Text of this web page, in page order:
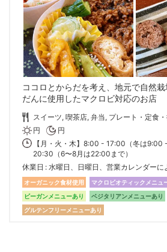
ココロとからだを考え、地元で自然
だんに使用したマクロビ対応のお店
スイーツ, 喫茶店, 弁当, プレート・定食
円
円
【月・火・木】8:00 - 17:00（冬は
20:30（6〜8月は22:00まで）
休業日
水曜日、日曜日、営業カレンダーに
オーガニック食材使用
マクロビオティックメニュ
ビーガンメニューあり
ベジタリアンメニューあり
グルテンフリーメニューあり